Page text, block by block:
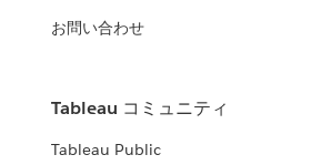
お問い合わせ
Tableau コミュニティ
Tableau Public